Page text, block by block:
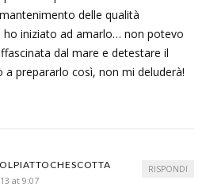
delle qualità
ho iniziato ad amarlo… non potevo
dal mare e detestare il
a prepararlo così, non mi deluderà!
at 9:07
RISPONDI